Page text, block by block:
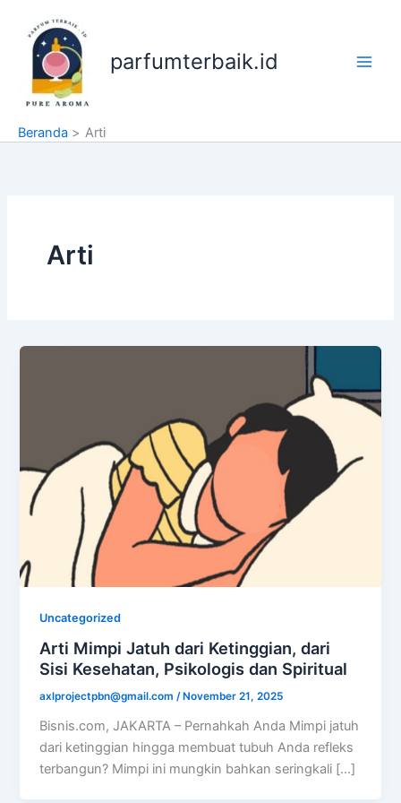
konten
parfumterbaik.id
Beranda Arti
Arti
Uncategorized
Arti Mimpi Jatuh dari Ketinggian, dari
Sisi Kesehatan, Psikologis dan Spiritual
axlprojectpbn@gmail.com/ November 21, 2025
Bisnis.com, JAKARTA – Pernahkah Anda Mimpi jatuh
dari ketinggian hingga membuat tubuh Anda refleks
terbangun? Mimpi ini mungkin bahkan seringkali […]